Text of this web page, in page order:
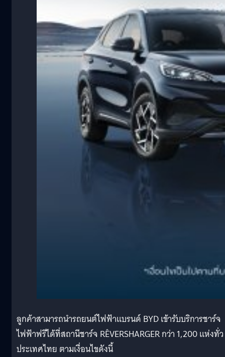
ลูกค้าสามารถนำรถยนต์ไฟฟ้าแบรนด์ BYD เข้ารับบริการชาร์จ
ไฟฟ้าฟรีได้ที่สถานีชาร์จ RÊVERSHARGER กว่า 1,200 แห่งทั่ว
ประเทศไทย ตามเงื่อนไขดังนี้